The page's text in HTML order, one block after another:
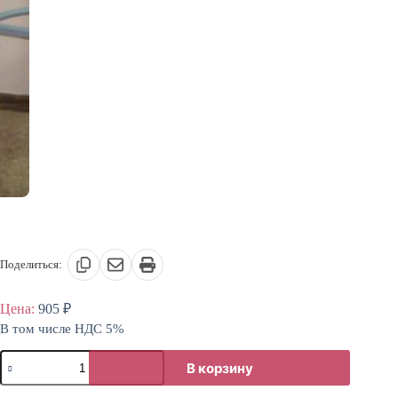
Поделиться:
Цена: 905 ₽
В том числе НДС 5%
Количество
товара
Каркас
В корзину